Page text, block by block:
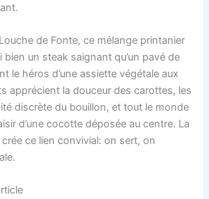
de Fonte, ce mélange printanier
un steak saignant qu’un pavé de
le héros d’une assiette végétale aux
apprécient la douceur des carottes, les
discrète du bouillon, et tout le monde
d’une cocotte déposée au centre. La
ce lien convivial: on sert, on